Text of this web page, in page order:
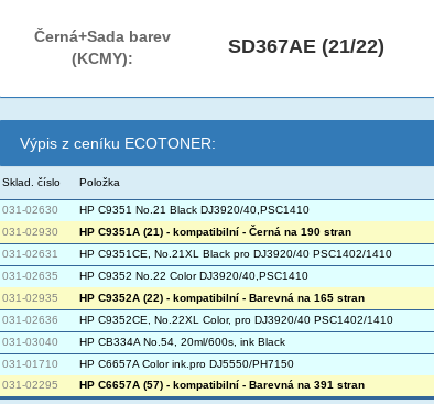
Černá+Sada barev
(KCMY):
SD367AE (21/22)
Výpis z ceníku ECOTONER:
Sklad. číslo Položka
031-02630 HP C9351 No.21 Black DJ3920/40,PSC1410
031-02930
HP C9351A (21) - kompatibilní - Černá na 190 stran
031-02631
HP C9351CE, No.21XL Black pro DJ3920/40 PSC1402/1410
031-02635
HP C9352 No.22 Color DJ3920/40,PSC1410
031-02935
HP C9352A (22) - kompatibilní - Barevná na 165 stran
031-02636
HP C9352CE, No.22XL Color, pro DJ3920/40 PSC1402/1410
031-03040
HP CB334A No.54, 20ml/600s, ink Black
031-01710
HP C6657A Color ink.pro DJ5550/PH7150
031-02295
HP C6657A (57) - kompatibilní - Barevná na 391 stran